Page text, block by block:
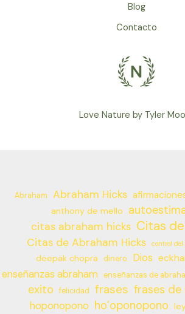
Blog
Contacto
Love Nature by Tyler
Abraham Abraham Hicks
anthony de mello
citas abraham hicks Citas
Citas de Abraham Hicks control del
deepak chopra dinero Dios
enseñanzas abraham enseñanzas de
exito felicidad frases frases
hoponopono ho’oponopono